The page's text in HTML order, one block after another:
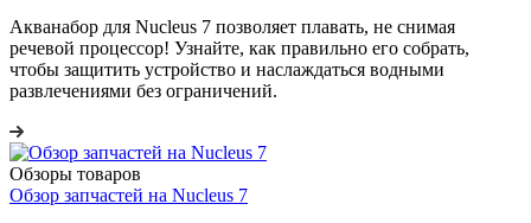
Акванабор для Nucleus 7 позволяет плавать, не снимая
речевой процессор! Узнайте, как правильно его собрать,
чтобы защитить устройство и наслаждаться водными
развлечениями без ограничений.
Обзоры товаров
Обзор запчастей на Nucleus 7